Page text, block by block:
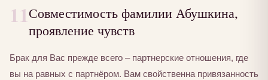
11Совместимость фамилии Абушкина,
проявление чувств
Брак для Вас прежде всего – партнерские отношения, где
вы на равных с партнёром. Вам свойственна привязанность